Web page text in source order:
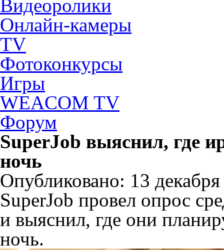
Видеоролики
Онлайн-камеры
TV
Фотоконкурсы
Игры
WEACOM TV
Форум
SuperJob выяснил, где
ночь
Опубликовано: 13
SuperJob провел опрос
и выяснил, где они
ночь.